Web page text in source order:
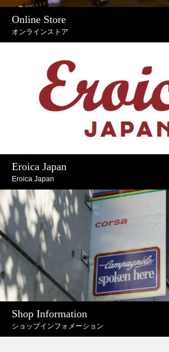
Online Store
オンラインストア
Eroica Japan
Eroica Japan
Shop Information
ショップインフォメーション